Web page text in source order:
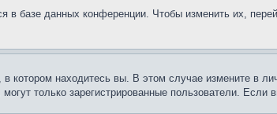
в базе данных конференции. Чтобы изменить их,
находитесь вы. В этом случае измените в
только зарегистрированные пользователи.